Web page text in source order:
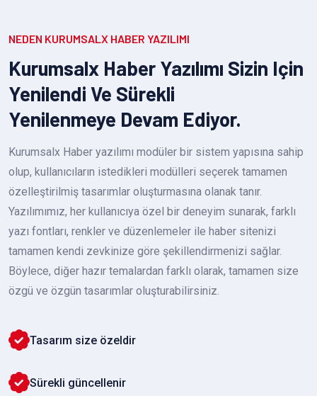
NEDEN KURUMSALX HABER YAZILIMI
Kurumsalx Haber Yazılımı Sizin Için
Yenilendi Ve Sürekli
Yenilenmeye Devam Ediyor.
Kurumsalx Haber yazılımı modüler bir sistem yapısına sahip
olup, kullanıcıların istedikleri modülleri seçerek tamamen
özelleştirilmiş tasarımlar oluşturmasına olanak tanır.
Yazılımımız, her kullanıcıya özel bir deneyim sunarak, farklı
yazı fontları, renkler ve düzenlemeler ile haber sitenizi
tamamen kendi zevkinize göre şekillendirmenizi sağlar.
Böylece, diğer hazır temalardan farklı olarak, tamamen size
özgü ve özgün tasarımlar oluşturabilirsiniz.
Tasarım size özeldir
Sürekli güncellenir